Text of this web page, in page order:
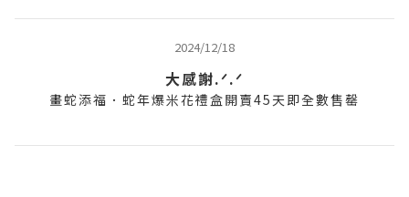
2024/12/18
大感謝.ᐟ.ᐟ
畫蛇添福．蛇年爆米花禮盒開賣45天即全數售罄